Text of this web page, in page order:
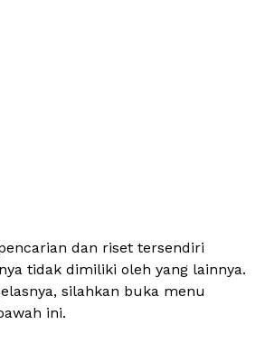
dan riset tersendiri
tidak dimiliki oleh yang lainnya.
silahkan buka menu
ini.